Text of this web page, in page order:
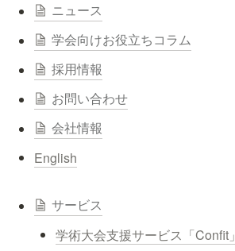
ニュース
学会向けお役立ちコラム
採用情報
お問い合わせ
会社情報
English
サービス
学術大会支援サービス「Confit」